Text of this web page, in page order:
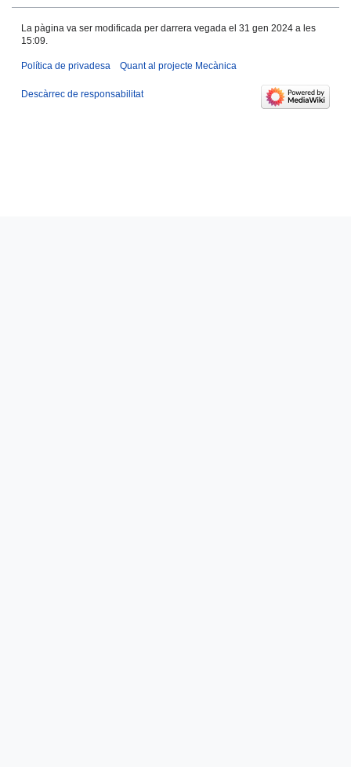
La pàgina va ser modificada per darrera vegada el 31 gen 2024 a les
15:09.
Política de privadesa Quant al projecte Mecànica
Descàrrec de responsabilitat